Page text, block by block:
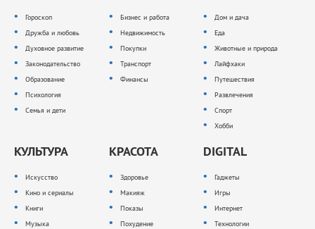
Гороскоп
Дружба и любовь
Духовное развитие
Законодательство
Образование
Психология
Семья и дети
Бизнес и работа
Недвижимость
Покупки
Транспорт
Финансы
Дом и дача
Еда
Животные и природа
Лайфхаки
Путешествия
Развлечения
Спорт
Хобби
КУЛЬТУРА
Искусство
Кино и сериалы
Книги
Музыка
КРАСОТА
Здоровье
Макияж
Показы
Похудение
DIGITAL
Гаджеты
Игры
Интернет
Технологии